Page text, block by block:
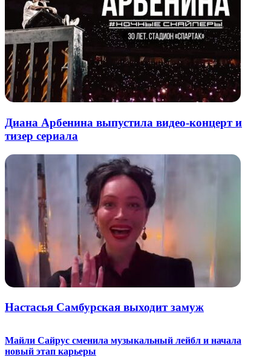
Диана Арбенина выпустила видео-концерт и
тизер сериала
Настасья Самбурская выходит замуж
Майли Сайрус сменила музыкальный лейбл и начала
новый этап карьеры